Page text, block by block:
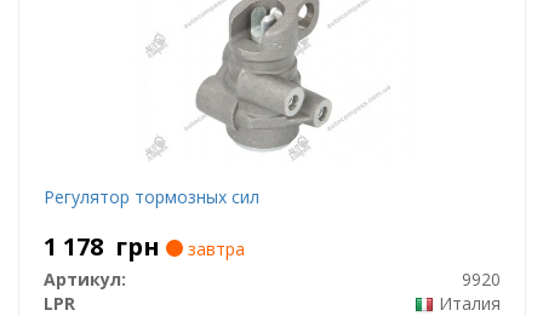
Регулятор тормозных сил
1 178 грн
завтра
Артикул:
9920
LPR
Италия